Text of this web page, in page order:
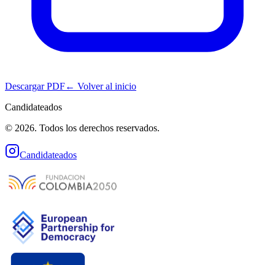
Descargar PDF← Volver al inicio
Candidateados
© 2026. Todos los derechos reservados.
Candidateados